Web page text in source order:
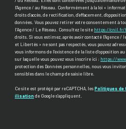
l'Agence / au Réseau. Conformément à la loi «
droits d’accès, de rectification, d’effacement,
données. Vous pouvez retirer votre consentement à
l’Agence / Le Réseau. Consultez le site https://cnil.fr/
droits. Si vous estimez, après avoir contacté l'Agence /
et Libertés » ne sont pas respectés, vous pouvez
vous informons de l’existence de la liste d'opposition
sur laquelle vous pouvez vous inscrire ici : https://
protection des Données personnelles, nous vous
sensibles dans le champ de saisie libre.
Ce site est protégé par reCAPTCHA, lesPolitiques de
ilisation de Google s'appliquent.